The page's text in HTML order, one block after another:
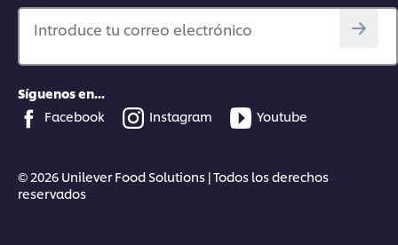
Introduce tu correo electrónico
Síguenos en...
Facebook
Instagram Youtube
© 2026 Unilever Food Solutions | Todos los derechos
reservados